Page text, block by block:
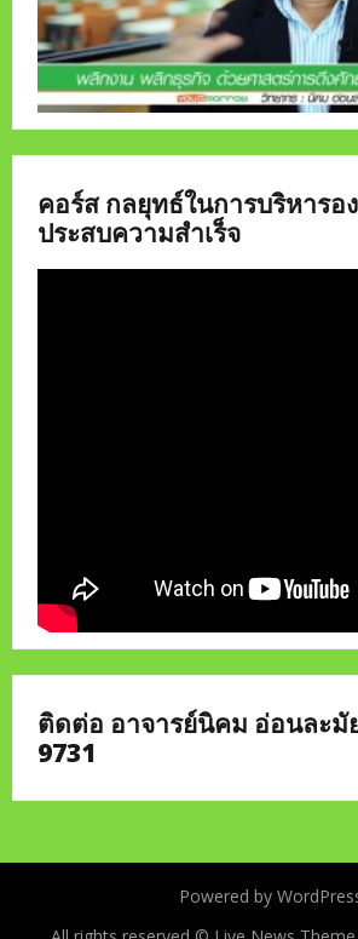
คอร์ส กลยุทธ์ในการบริหารอ
ประสบความสำเร็จ
ติดต่อ อาจารย์นิคม อ่อนละมั
9731
Powered by